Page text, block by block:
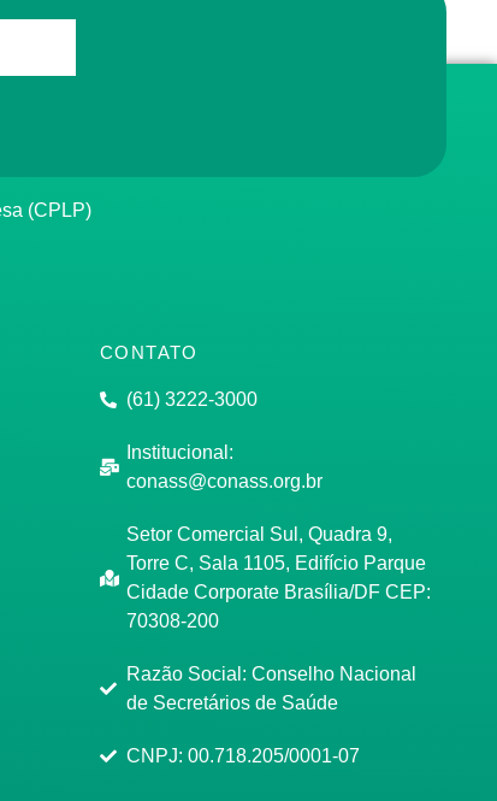
(CPLP)
CONTATO
(61) 3222-3000
Institucional:
conass@conass.org.br
Setor Comercial Sul, Quadra 9,
Torre C, Sala 1105, Edifício Parque
Cidade Corporate Brasília/DF CEP:
70308-200
Razão Social: Conselho Nacional
de Secretários de Saúde
CNPJ: 00.718.205/0001-07